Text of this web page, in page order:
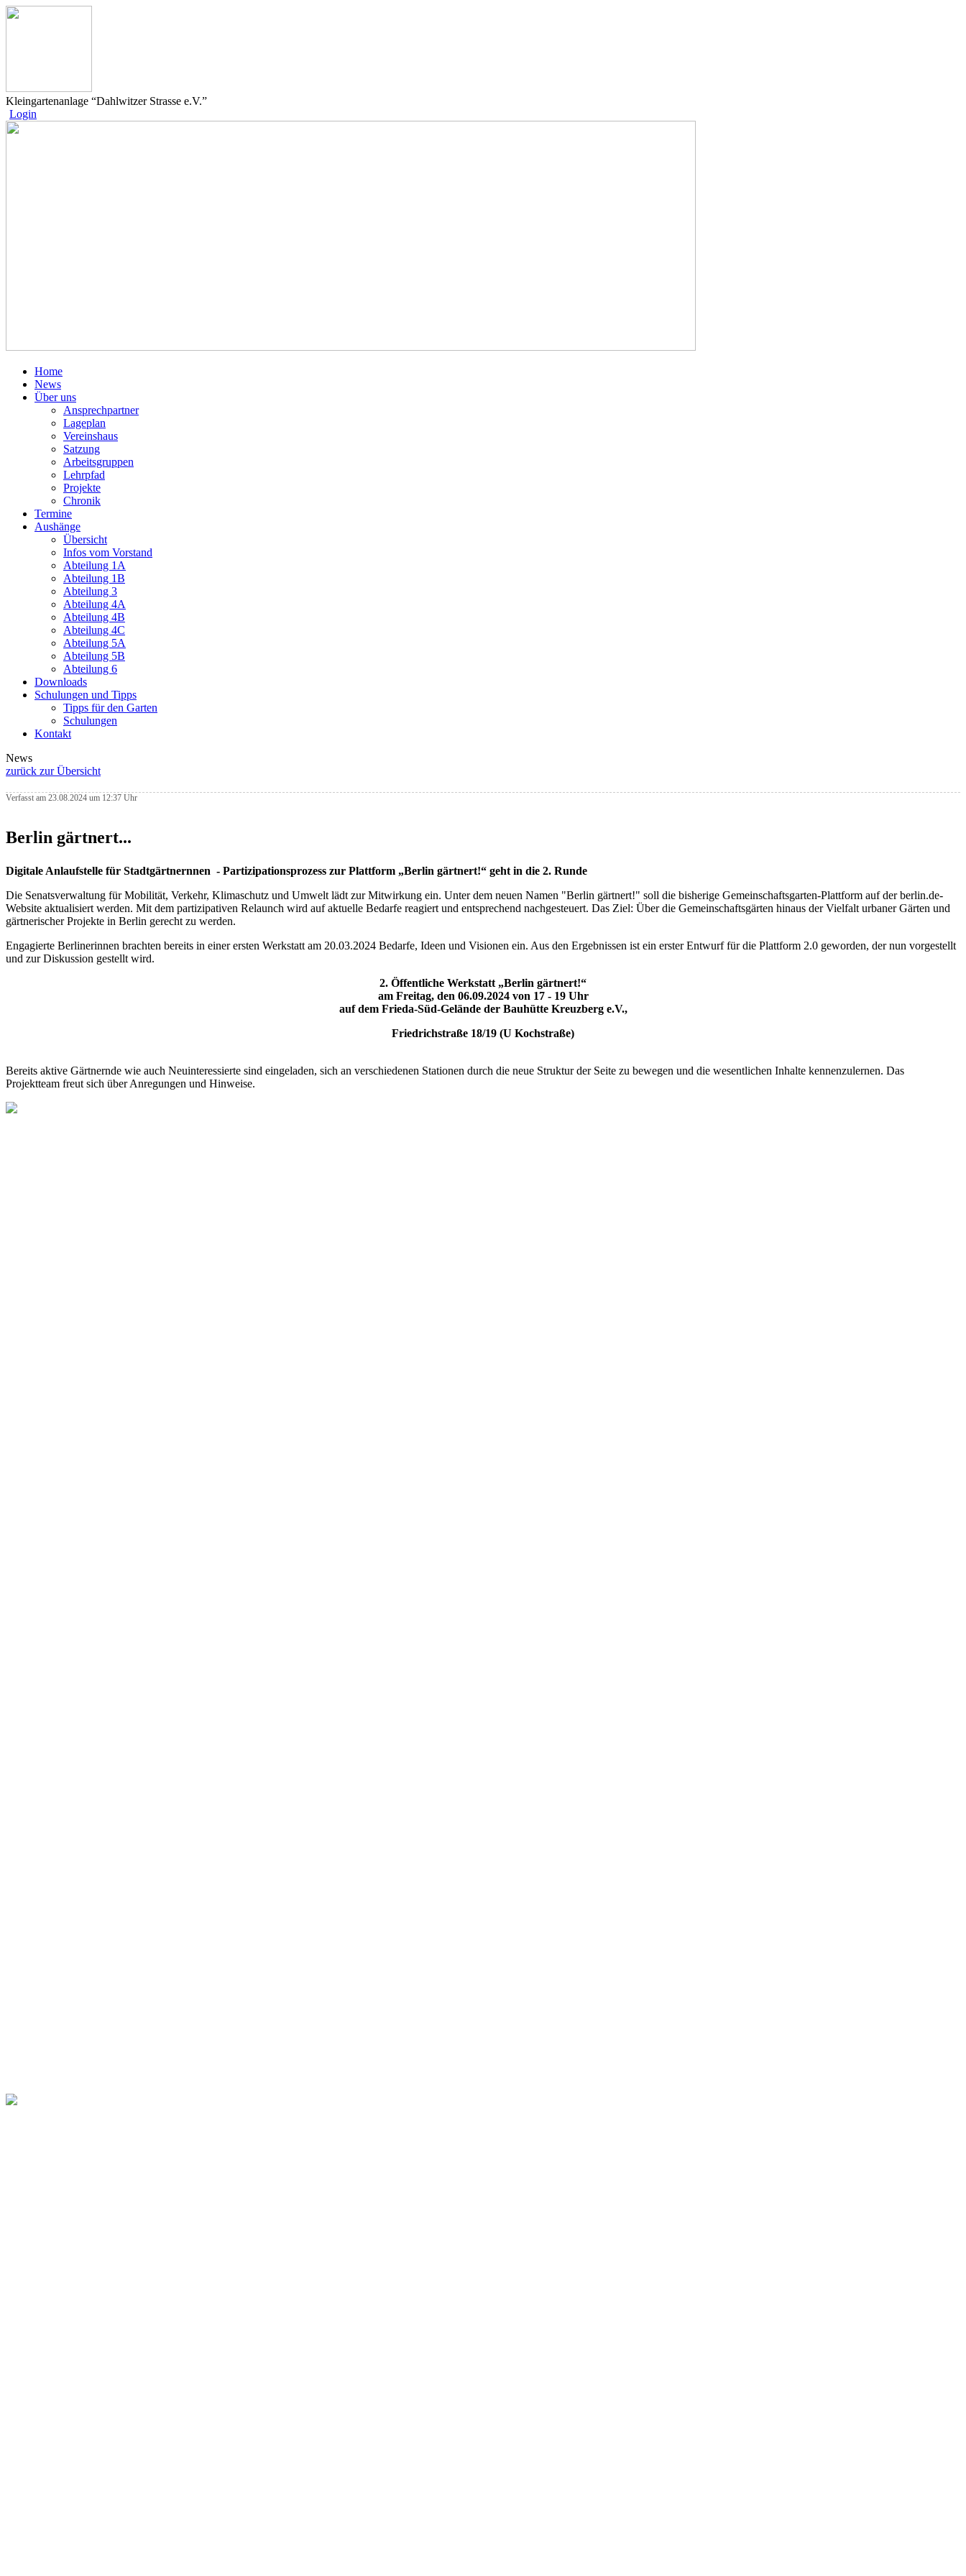
Kleingartenanlage “Dahlwitzer Strasse e.V.”
Login
Home
News
Über uns
Ansprechpartner
Lageplan
Vereinshaus
Satzung
Arbeitsgruppen
Lehrpfad
Projekte
Chronik
Termine
Aushänge
Übersicht
Infos vom Vorstand
Abteilung 1A
Abteilung 1B
Abteilung 3
Abteilung 4A
Abteilung 4B
Abteilung 4C
Abteilung 5A
Abteilung 5B
Abteilung 6
Downloads
Schulungen und Tipps
Tipps für den Garten
Schulungen
Kontakt
News
zurück zur Übersicht
Verfasst am 23.08.2024 um 12:37 Uhr
Berlin gärtnert...
Digitale Anlaufstelle für Stadtgärtnernnen - Partizipationsprozess zur Plattform „Berlin gärtnert!“ geht in die 2. Runde
Die Senatsverwaltung für Mobilität, Verkehr, Klimaschutz und Umwelt lädt zur Mitwirkung ein. Unter dem neuen Namen "Berlin gärtnert!" soll die bisherige Gemeinschaftsgarten-Plattform auf der berlin.de-
Website aktualisiert werden. Mit dem partizipativen Relaunch wird auf aktuelle Bedarfe reagiert und entsprechend nachgesteuert. Das Ziel: Über die Gemeinschaftsgärten hinaus der Vielfalt urbaner Gärten und
gärtnerischer Projekte in Berlin gerecht zu werden.
Engagierte Berlinerinnen brachten bereits in einer ersten Werkstatt am 20.03.2024 Bedarfe, Ideen und Visionen ein. Aus den Ergebnissen ist ein erster Entwurf für die Plattform 2.0 geworden, der nun vorgestellt
und zur Diskussion gestellt wird.
2. Öffentliche Werkstatt „Berlin gärtnert!“
am Freitag, den 06.09.2024 von 17 - 19 Uhr
auf dem Frieda-Süd-Gelände der Bauhütte Kreuzberg e.V.,
Friedrichstraße 18/19 (U Kochstraße)
Bereits aktive Gärtnernde wie auch Neuinteressierte sind eingeladen, sich an verschiedenen Stationen durch die neue Struktur der Seite zu bewegen und die wesentlichen Inhalte kennenzulernen. Das
Projektteam freut sich über Anregungen und Hinweise.